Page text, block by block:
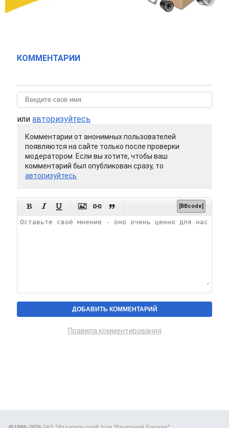
КОММЕНТАРИИ
или авторизуйтесь
Комментарии от анонимных пользователей
появляются на сайте только после проверки
модератором. Если вы хотите, чтобы ваш
комментарий был опубликован сразу, то
авторизуйтесь
      [BBcode]
Правила комментирования